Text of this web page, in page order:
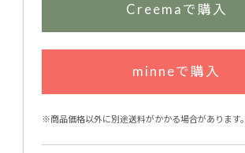
Creemaで購入
minneで購入
※商品価格以外に別途送料がかかる場合があります。